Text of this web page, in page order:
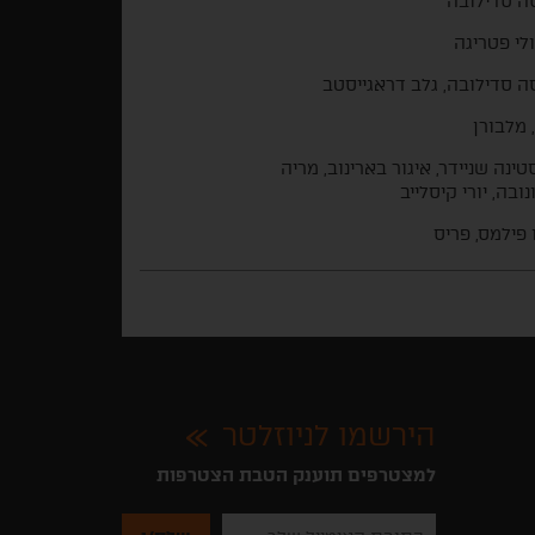
פטריגה
סדילובה, גלב דראגייסטב
מלבורן
שניידר, איגור בארינוב, מריה
יורי קיסלייב
פילמס, פריס
הירשמו לניוזלטר
למצטרפים תוענק הטבת הצטרפות